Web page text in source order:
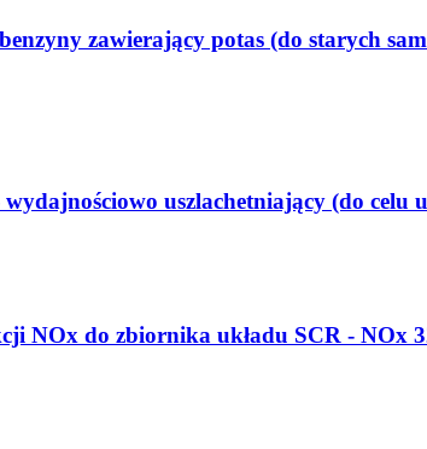
zawierający potas (do starych
uszlachetniający (do
NOx do zbiornika układu SCR -